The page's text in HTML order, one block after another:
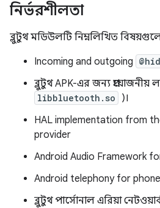
নির্ভরশীলতা
ব্লুটুথ মডিউলটি নিম্নলিখিত
Incoming and outgoing
ব্লুটুথ APK-এর জন্য প্রয়োজনীয়
libbluetooth.so
)।
HAL implementation from
provider
Android Audio Framework
Android telephony for
ব্লুটুথ পার্সোনাল এরিয়া